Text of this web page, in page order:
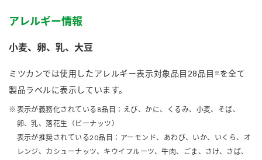
アレルギー情報
小麦、卵、乳、大豆
ミツカンでは使用したアレルギー表示対象品目28品目 ※ を全て
製品ラベルに表示しています。
表示が義務化されている8品目：えび、かに、くるみ、小麦、そば、
卵、乳、落花生（ピーナッツ）
表示が推奨されている20品目：アーモンド、あわび、いか、いくら、オ
レンジ、カシューナッツ、キウイフルーツ、牛肉、ごま、さけ、さば、